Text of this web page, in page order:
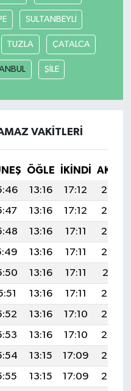
SULTANBEYLİ
TUZLA ÇATALCA
ŞİLE
VAKITLERI
ÖĞLE İKINDI
13:16 17:12
20:35
13:16 17:12
20:34
13:16 17:11
20:33
13:16 17:11
20:32
13:16 17:11
20:31
13:16 17:11
20:30
13:16 17:10
20:29
13:16 17:10
20:28
13:15 17:09
20:27
13:15 17:09
20:26